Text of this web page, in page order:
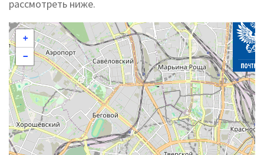
рассмотреть ниже.
+
−